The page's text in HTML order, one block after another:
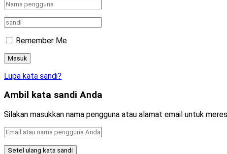
Remember Me
Lupa kata sandi?
Ambil kata sandi Anda
Silakan masukkan nama pengguna atau alamat email untuk